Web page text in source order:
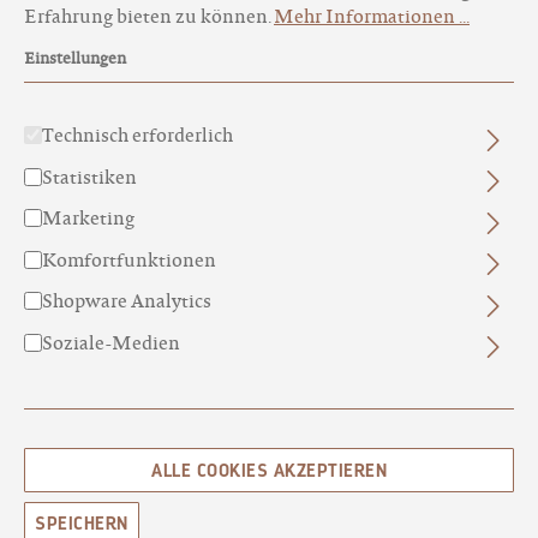
Erfahrung bieten zu können.Mehr Informationen ...
Einstellungen
Technisch erforderlich
Statistiken
Marketing
Komfortfunktionen
Shopware Analytics
Soziale-Medien
ALLE COOKIES AKZEPTIEREN
SPEICHERN